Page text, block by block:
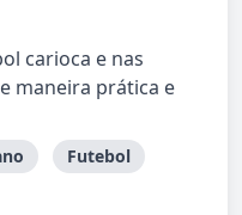
carioca e nas
maneira prática e
Futebol